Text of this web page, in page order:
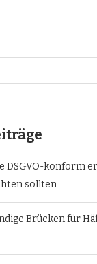
DSGVO-konform
sollten
Brücken für